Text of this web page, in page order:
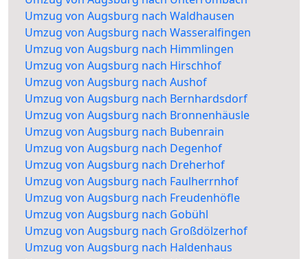
Umzug von Augsburg nach Waldhausen
Umzug von Augsburg nach Wasseralfingen
Umzug von Augsburg nach Himmlingen
Umzug von Augsburg nach Hirschhof
Umzug von Augsburg nach Aushof
Umzug von Augsburg nach Bernhardsdorf
Umzug von Augsburg nach Bronnenhäusle
Umzug von Augsburg nach Bubenrain
Umzug von Augsburg nach Degenhof
Umzug von Augsburg nach Dreherhof
Umzug von Augsburg nach Faulherrnhof
Umzug von Augsburg nach Freudenhöfle
Umzug von Augsburg nach Gobühl
Umzug von Augsburg nach Großdölzerhof
Umzug von Augsburg nach Haldenhaus